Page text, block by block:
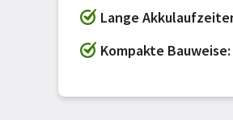
Lange
Kompakte Bauweise